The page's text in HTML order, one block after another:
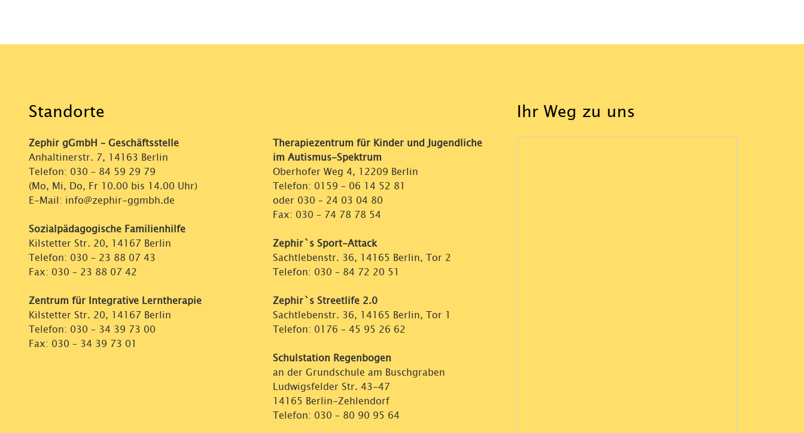
Standorte
Zephir gGmbH – Geschäftsstelle
Anhaltinerstr. 7, 14163 Berlin
Telefon: 030 – 84 59 29 79
(Mo, Mi, Do, Fr 10.00 bis 14.00 Uhr)
E-Mail: info@zephir-ggmbh.de
Sozialpädagogische Familienhilfe
Kilstetter Str. 20, 14167 Berlin
Telefon: 030 – 23 88 07 43
Fax: 030 – 23 88 07 42
Zentrum für Integrative Lerntherapie
Kilstetter Str. 20, 14167 Berlin
Telefon: 030 – 34 39 73 00
Fax: 030 – 34 39 73 01
Therapiezentrum für Kinder und Jugendliche
im Autismus-Spektrum
Oberhofer Weg 4, 12209 Berlin
Telefon: 0159 – 06 14 52 81
oder 030 – 24 03 04 80
Fax: 030 – 74 78 78 54
Zephir`s Sport-Attack
Sachtlebenstr. 36, 14165 Berlin, Tor 2
Telefon: 030 – 84 72 20 51
Zephir`s Streetlife 2.0
Sachtlebenstr. 36, 14165 Berlin, Tor 1
Telefon: 0176 – 45 95 26 62
Schulstation Regenbogen
an der Grundschule am Buschgraben
Ludwigsfelder Str. 43-47
14165 Berlin-Zehlendorf
Telefon: 030 – 80 90 95 64
Ihr Weg zu uns